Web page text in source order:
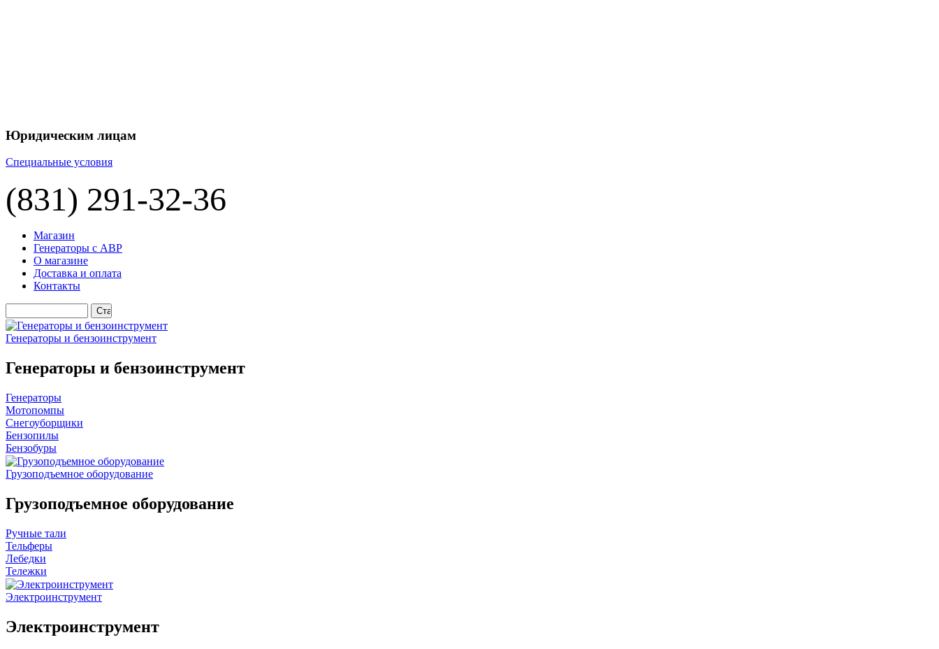
Юридическим лицам
Специальные условия
(831) 291-32-36
Магазин
Генераторы с АВР
О магазине
Доставка и оплата
Контакты
Генераторы и бензоинструмент
Генераторы и бензоинструмент
Генераторы
Мотопомпы
Снегоуборщики
Бензопилы
Бензобуры
Грузоподъемное оборудование
Грузоподъемное оборудование
Ручные тали
Тельферы
Лебедки
Тележки
Электроинструмент
Электроинструмент